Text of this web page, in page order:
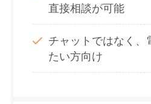
直接相談が可能
チャットではなく、
たい方向け